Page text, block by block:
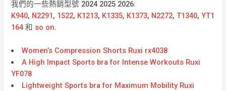
我們的一些熱銷型號 2024 2025 2026:
K940, N2291, 1522, K1213, K1335, K1373, N2272,T1340,YT1
164 和 so on.
Women’s Compression Shorts Ruxi rx4038
A High Impact Sports bra for Intense Workouts Ruxi
YF078
Lightweight Sports bra for Maximum Mobility Ruxi